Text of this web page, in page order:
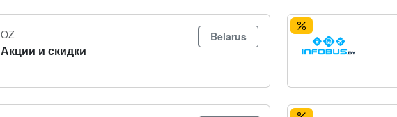
OZ
Акции и скидки
Belarus